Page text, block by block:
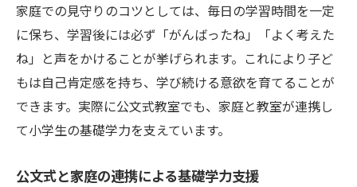
家庭での見守りのコツとしては、毎日の学習時間を一定
に保ち、学習後には必ず「がんばったね」「よく考えた
ね」と声をかけることが挙げられます。これにより子ど
もは自己肯定感を持ち、学び続ける意欲を育てることが
できます。実際に公文式教室でも、家庭と教室が連携し
て小学生の基礎学力を支えています。
公文式と家庭の連携による基礎学力支援